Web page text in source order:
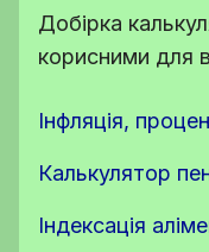
Добірка
корисними для
Інфляція,
Калькулятор
Індексація